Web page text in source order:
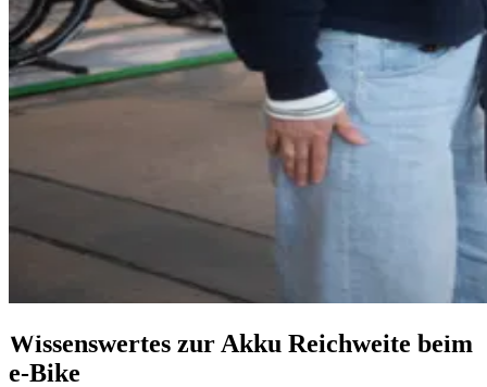
Wissenswertes zur Akku Reichweite beim
e-Bike